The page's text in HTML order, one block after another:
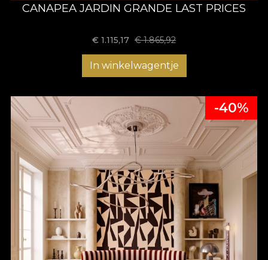
CANAPEA JARDIN GRANDE LAST PRICES
€ 1.115,17 €1.865,92
In winkelwagentje
-40%